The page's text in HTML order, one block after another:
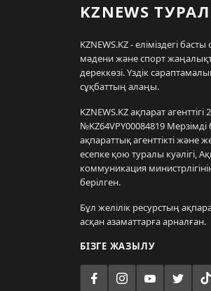
KZNEWS
KZNEWS.KZ - еліміздегі
мәдени және спорт
дереккөзі. Үздік
сұқбаттың алаңы.
KZNEWS.KZ ақпарат
№KZ64VPY00084819
ақпараттық агенттікті және
есепке қою туралы куәлігі,
коммуникация
берілген.
Бұл желілік ресурстың
асқан азаматтарға арналған.
БІЗГЕ ЖАЗЫЛУ